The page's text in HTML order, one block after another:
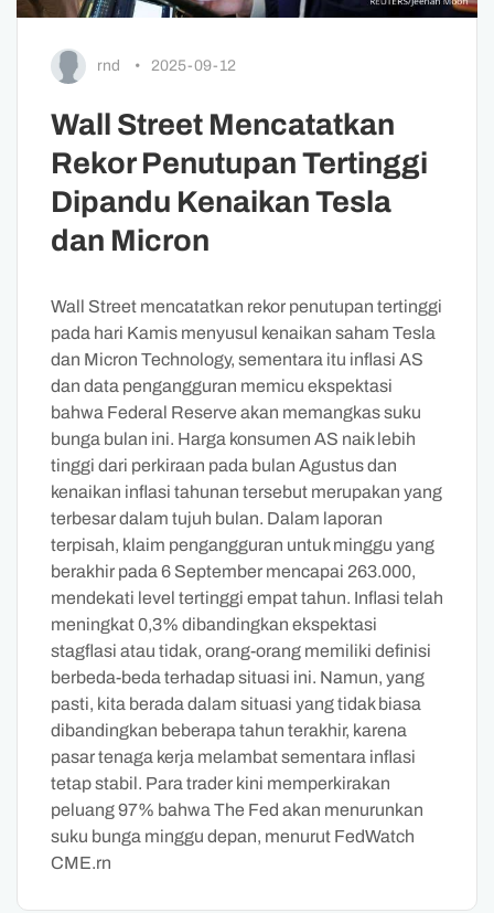
rnd • 2025-09-12
Wall Street Mencatatkan
Rekor Penutupan Tertinggi
Dipandu Kenaikan Tesla
dan Micron
Wall Street mencatatkan rekor penutupan tertinggi
pada hari Kamis menyusul kenaikan saham Tesla
dan Micron Technology, sementara itu inflasi AS
dan data pengangguran memicu ekspektasi
bahwa Federal Reserve akan memangkas suku
bunga bulan ini. Harga konsumen AS naik lebih
tinggi dari perkiraan pada bulan Agustus dan
kenaikan inflasi tahunan tersebut merupakan yang
terbesar dalam tujuh bulan. Dalam laporan
terpisah, klaim pengangguran untuk minggu yang
berakhir pada 6 September mencapai 263.000,
mendekati level tertinggi empat tahun. Inflasi telah
meningkat 0,3% dibandingkan ekspektasi
stagflasi atau tidak, orang-orang memiliki definisi
berbeda-beda terhadap situasi ini. Namun, yang
pasti, kita berada dalam situasi yang tidak biasa
dibandingkan beberapa tahun terakhir, karena
pasar tenaga kerja melambat sementara inflasi
tetap stabil. Para trader kini memperkirakan
peluang 97% bahwa The Fed akan menurunkan
suku bunga minggu depan, menurut FedWatch
CME.rn